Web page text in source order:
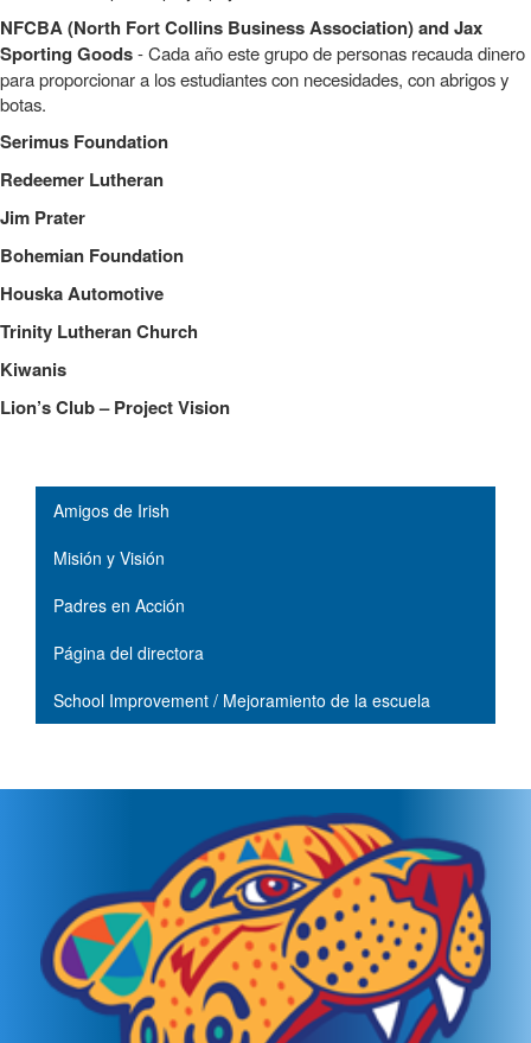
NFCBA (North Fort Collins Business Association) and Jax
Sporting Goods- Cada año este grupo de personas recauda dinero
para proporcionar a los estudiantes con necesidades, con abrigos y
botas.
Serimus Foundation
Redeemer Lutheran
Jim Prater
Bohemian Foundation
Houska Automotive
Trinity Lutheran Church
Kiwanis
Lion’s Club – Project Vision
Main navigation
Amigos de Irish
Misión y Visión
Padres en Acción
Página del directora
School Improvement / Mejoramiento de la escuela